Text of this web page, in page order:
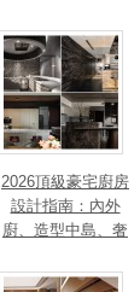
2026頂級豪宅廚房
設計指南：內外
廚、造型中島、奢
讓廚房從空間配角